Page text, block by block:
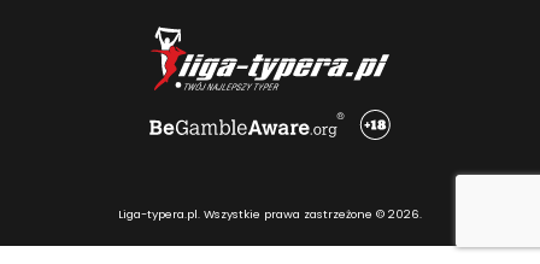
Liga-typera.pl. Wszystkie prawa zastrzeżone © 2026.